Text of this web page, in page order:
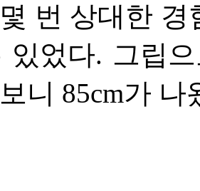
번 상대한
있었다. 그립
니 85cm가 나